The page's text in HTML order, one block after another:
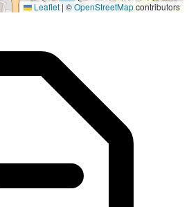
Leaflet | ©OpenStreetMapcontributors